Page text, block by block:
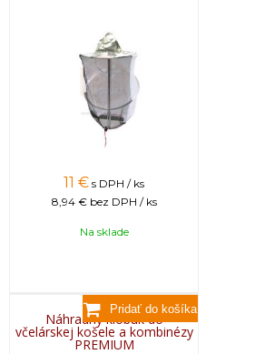
11 € s DPH / ks
8,94 € bez DPH / ks
Na sklade
Náhradný klobúk do
včelárskej košele a kombinézy
PREMIUM